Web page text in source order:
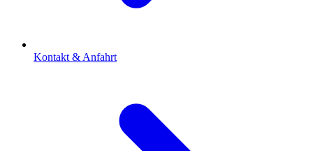
Kontakt & Anfahrt